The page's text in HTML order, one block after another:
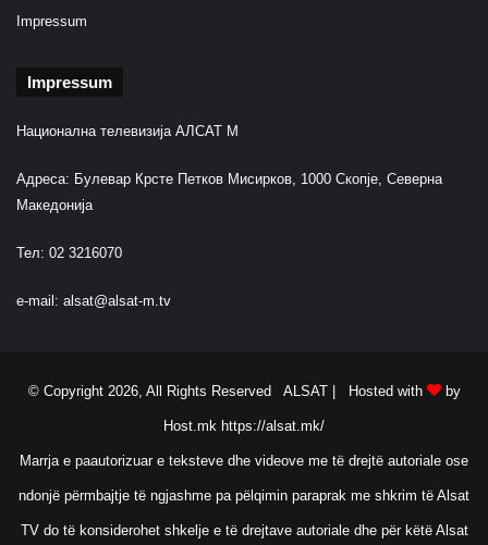
Impressum
Impressum
Национална телевизија АЛСАТ М
Адреса: Булевар Крсте Петков Мисирков, 1000 Скопје, Северна
Македонија
Тел: 02 3216070
e-mail: alsat@alsat-m.tv
© Copyright 2026, All Rights Reserved ALSAT | Hosted with by
Host.mk https://alsat.mk/
Marrja e paautorizuar e teksteve dhe videove me të drejtë autoriale ose
ndonjë përmbajtje të ngjashme pa pëlqimin paraprak me shkrim të Alsat
TV do të konsiderohet shkelje e të drejtave autoriale dhe për këtë Alsat